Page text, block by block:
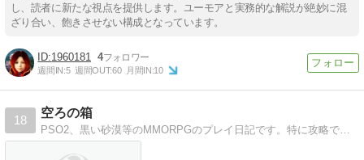
し、読者に新たな視点を提供します。ユーモアと実務的な解説が絶妙に混
ざり合い、飽きさせない構成となっています。
1960181 4
週間IN:5 週間OUT:60 月間IN:10
18
空ろの箱
PSO2、黒い砂漠等のMMORPGのプレイ日記です。特に攻略ではなくプレイ日記にしています。